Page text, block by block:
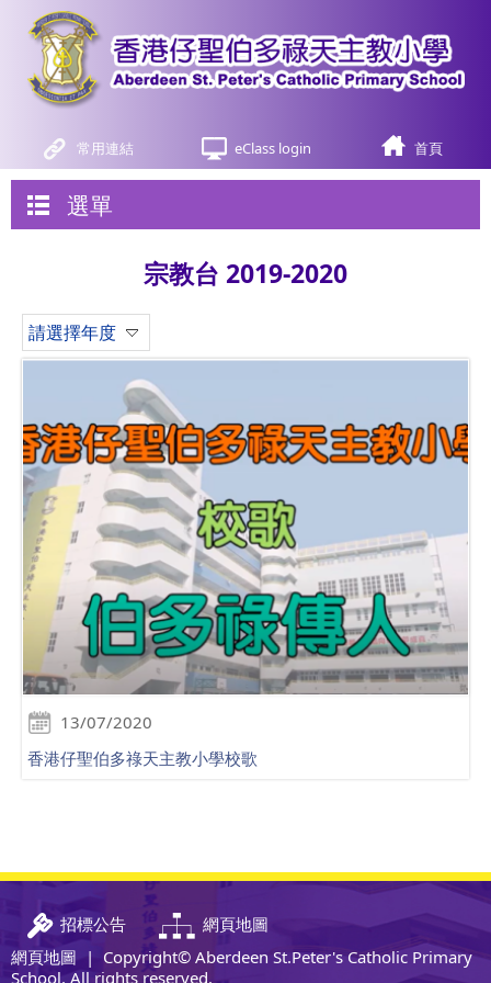
常用連結 eClass login 首頁
選單
宗教台 2019-2020
請選擇年度
13/07/2020
香港仔聖伯多祿天主教小學校歌
招標公告
網頁地圖
網頁地圖 | Copyright© Aberdeen St.Peter's Catholic Primary
School. All rights reserved.